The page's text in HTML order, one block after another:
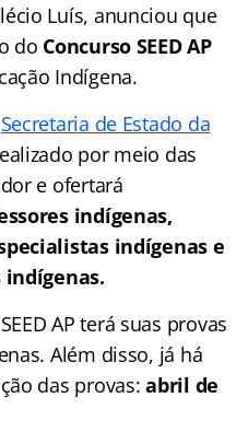
Luís, anunciou que
do Concurso SEED AP
Indígena.
Secretaria de Estado da
por meio das
e ofertará
indígenas,
indígenas e
AP terá suas provas
Além disso, já há
das provas:abril de